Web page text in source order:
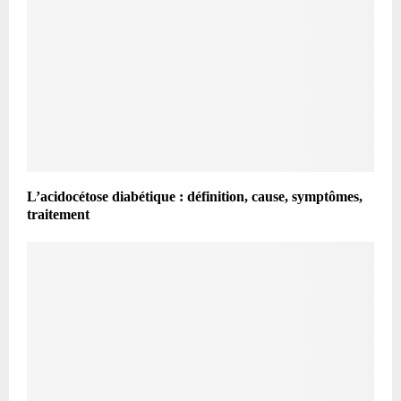
L’acidocétose diabétique : définition, cause, symptômes,
traitement